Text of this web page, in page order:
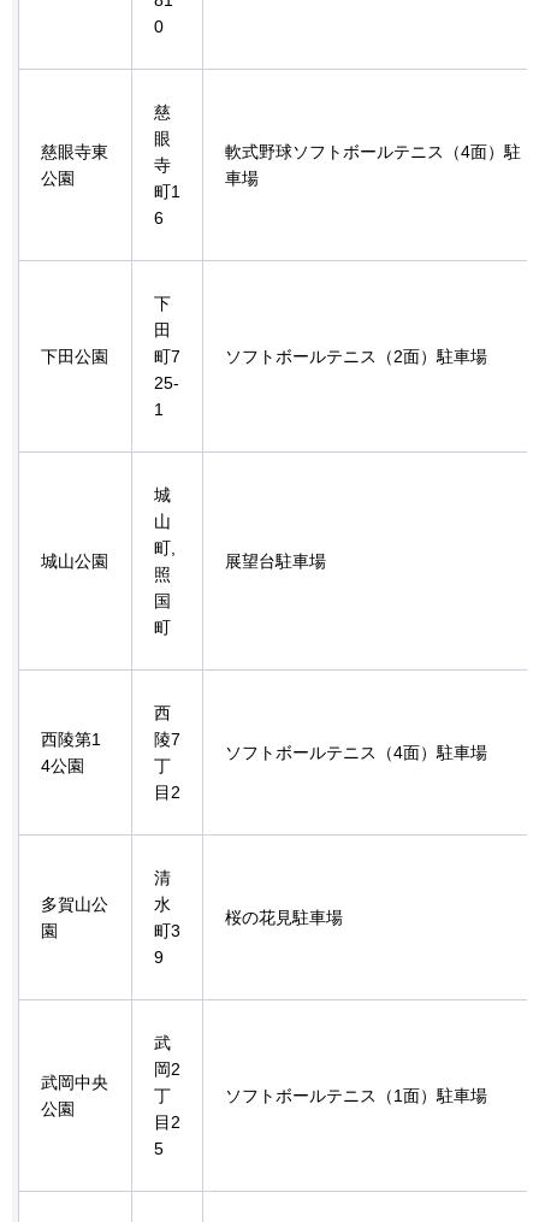
0
慈眼寺東
公園
慈
眼
寺
町1
6
軟式野球ソフトボールテニス（4面）駐
車場
下田公園
下
田
町7
25-
1
ソフトボールテニス（2面）駐車場
城山公園
城
山
町,
照
国
町
展望台駐車場
西陵第1
4公園
西
陵7
丁
目2
ソフトボールテニス（4面）駐車場
多賀山公
園
清
水
町3
9
桜の花見駐車場
武岡中央
公園
武
岡2
丁
目2
5
ソフトボールテニス（1面）駐車場